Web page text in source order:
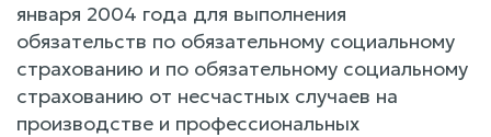
января 2004 года для выполнения
обязательств по обязательному социальному
страхованию и по обязательному социальному
страхованию от несчастных случаев на
производстве и профессиональных